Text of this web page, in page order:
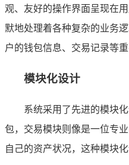
观、友好的操作界面呈现在
默地处理着各种复杂的业务
户的钱包信息、交易记录等
模块化设计
系统采用了先进的模块
包，交易模块则像是一位专
自己的资产状况，这种模块